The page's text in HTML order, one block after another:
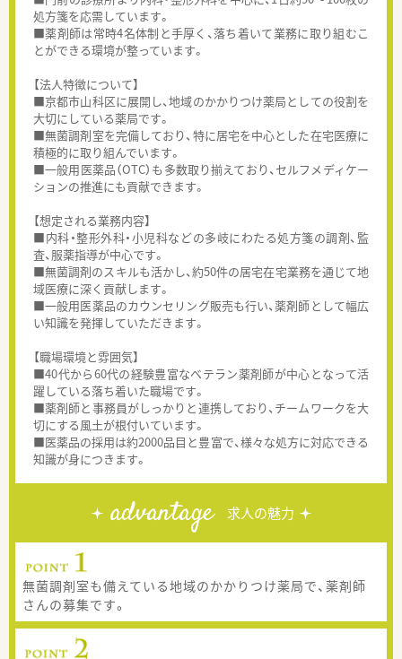
処方箋を応需しています。
■薬剤師は常時4名体制と手厚く、落ち着いて業務に取り組むこ
とができる環境が整っています。
【法人特徴について】
■京都市山科区に展開し、地域のかかりつけ薬局としての役割を
大切にしている薬局です。
■無菌調剤室を完備しており、特に居宅を中心とした在宅医療に
積極的に取り組んでいます。
■一般用医薬品（OTC）も多数取り揃えており、セルフメディケー
ションの推進にも貢献できます。
【想定される業務内容】
■内科・整形外科・小児科などの多岐にわたる処方箋の調剤、監
査、服薬指導が中心です。
■無菌調剤のスキルも活かし、約50件の居宅在宅業務を通じて地
域医療に深く貢献します。
■一般用医薬品のカウンセリング販売も行い、薬剤師として幅広
い知識を発揮していただきます。
【職場環境と雰囲気】
■40代から60代の経験豊富なベテラン薬剤師が中心となって活
躍している落ち着いた職場です。
■薬剤師と事務員がしっかりと連携しており、チームワークを大
切にする風土が根付いています。
■医薬品の採用は約2000品目と豊富で、様々な処方に対応できる
知識が身につきます。
advantage 求人の魅力
無菌調剤室も備えている地域のかかりつけ薬局で、薬剤師
さんの募集です。